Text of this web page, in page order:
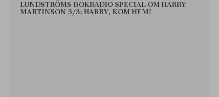
LUNDSTRÖMS BOKRADIO SPECIAL OM HARRY
MARTINSON 3/3: HARRY, KOM HEM!